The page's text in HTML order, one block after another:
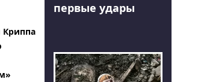
первые удары